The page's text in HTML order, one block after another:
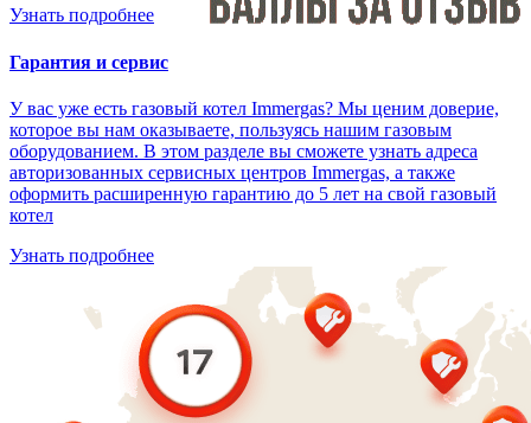
Узнать подробнее
Гарантия и сервис
У вас уже есть газовый котел Immergas? Мы ценим доверие,
которое вы нам оказываете, пользуясь нашим газовым
оборудованием. В этом разделе вы сможете узнать адреса
авторизованных сервисных центров Immergas, а также
оформить расширенную гарантию до 5 лет на свой газовый
котел
Узнать подробнее